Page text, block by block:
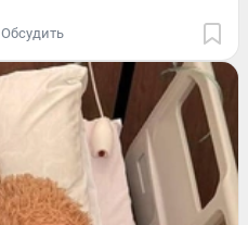
Обсудить